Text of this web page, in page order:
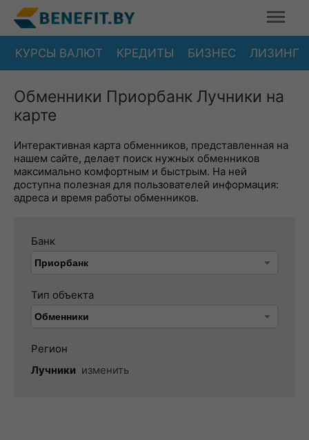
КУРСЫ ВАЛЮТ КРЕДИТЫ БИЗНЕС ЛИЗИНГ
Обменники Приорбанк Лучники на
карте
Интерактивная карта обменников, представленная на
нашем сайте, делает поиск нужных обменников
максимально комфортным и быстрым. На ней
доступна полезная для пользователей информация:
адреса и время работы обменников.
Банк
Тип объекта
Регион
Лучники изменить